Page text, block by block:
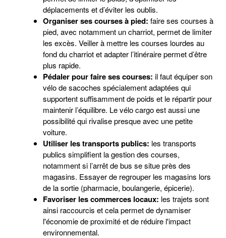
déplacements et d’éviter les oublis.
Organiser ses courses à pied: faire ses courses à
pied, avec notamment un charriot, permet de limiter
les excès. Veiller à mettre les courses lourdes au
fond du charriot et adapter l’itinéraire permet d’être
plus rapide.
Pédaler pour faire ses courses: il faut équiper son
vélo de sacoches spécialement adaptées qui
supportent suffisamment de poids et le répartir pour
maintenir l’équilibre. Le vélo cargo est aussi une
possibilité qui rivalise presque avec une petite
voiture.
Utiliser les transports publics: les transports
publics simplifient la gestion des courses,
notamment si l’arrêt de bus se situe près des
magasins. Essayer de regrouper les magasins lors
de la sortie (pharmacie, boulangerie, épicerie).
Favoriser les commerces locaux: les trajets sont
ainsi raccourcis et cela permet de dynamiser
l'économie de proximité et de réduire l'impact
environnemental.